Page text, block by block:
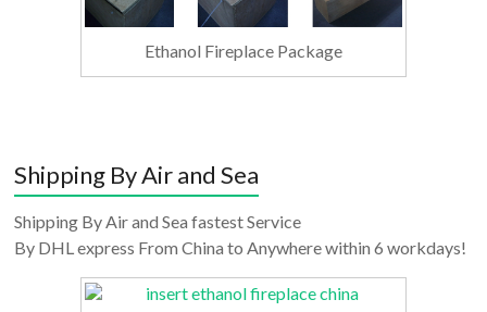
Ethanol Fireplace Package
Shipping By Air and Sea
Shipping By Air and Sea fastest Service
By DHL express From China to Anywhere within 6 workdays!